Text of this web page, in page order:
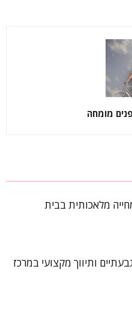
מומחה
מלאכותית בבית
ותיווך מקצועי במרכז